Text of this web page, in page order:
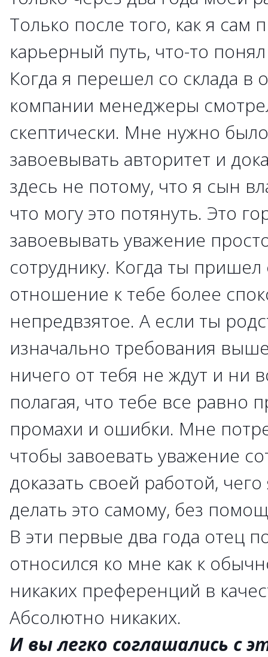
Только после того, как я
карьерный путь, что-то
Когда я перешел со склада в
компании менеджеры
скептически. Мне нужно
завоевывать авторитет и
здесь не потому, что я сын
что могу это потянуть. Это
завоевывать уважение
сотруднику. Когда ты пришел
отношение к тебе более
непредвзятое. А если ты
изначально требования
ничего от тебя не ждут и ни
полагая, что тебе все равно
промахи и ошибки. Мне
чтобы завоевать уважение
доказать своей работой,
делать это самому, без
В эти первые два года отец
относился ко мне как к
никаких преференций в
Абсолютно никаких.
И вы легко соглашались с